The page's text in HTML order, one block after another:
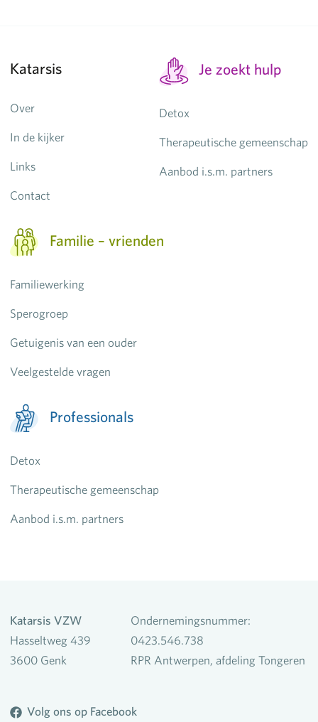
Katarsis
Over
In de kijker
Links
Contact
Je zoekt hulp
Detox
Therapeutische gemeenschap
Aanbod i.s.m. partners
Familie – vrienden
Familiewerking
Sperogroep
Getuigenis van een ouder
Veelgestelde vragen
Professionals
Detox
Therapeutische gemeenschap
Aanbod i.s.m. partners
Katarsis VZW
Hasseltweg 439
3600 Genk
Ondernemingsnummer:
0423.546.738
RPR Antwerpen, afdeling Tongeren
Volg ons op Facebook